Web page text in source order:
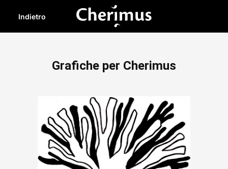
Indietro
Grafiche per Cherimus